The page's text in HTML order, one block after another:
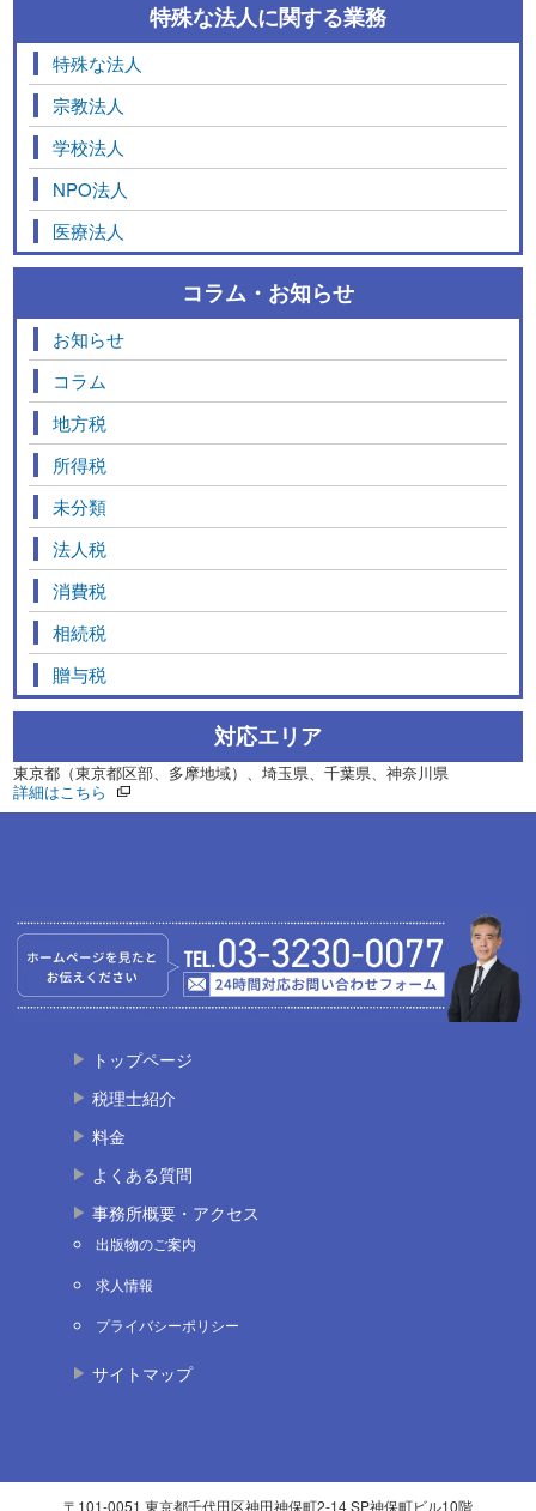
特殊な法人に関する業務
特殊な法人
宗教法人
学校法人
NPO法人
医療法人
コラム・お知らせ
お知らせ
コラム
地方税
所得税
未分類
法人税
消費税
相続税
贈与税
対応エリア
東京都（東京都区部、多摩地域）、埼玉県、千葉県、神奈川県
詳細はこちら
トップページ
税理士紹介
料金
よくある質問
事務所概要・アクセス
出版物のご案内
求人情報
プライバシーポリシー
サイトマップ
〒101-0051 東京都千代田区神田神保町2-14 SP神保町ビル10階